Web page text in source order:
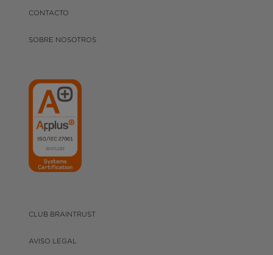
CONTACTO
SOBRE NOSOTROS
CLUB BRAINTRUST
AVISO LEGAL